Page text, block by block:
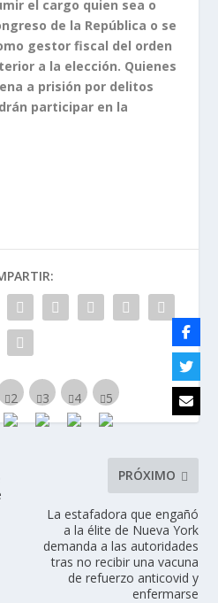
el cargo quien sea o
de la República o se
gestor fiscal del orden
a la elección. Quienes
a prisión por delitos
participar en la
PRÓXIMO
La estafadora que engañó
a la élite de Nueva York
demanda a las autoridades
tras no recibir una vacuna
de refuerzo anticovid y
enfermarse